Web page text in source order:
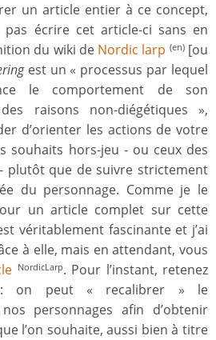
un article entier à ce concept,
écrire cet article-ci sans en
du wiki de Nordic larp (en)[ou
est un « processus par lequel
le comportement de son
raisons non-diégétiques »,
d’orienter les actions de votre
souhaits hors-jeu - ou ceux des
plutôt que de suivre strictement
du personnage. Comme je le
un article complet sur cette
véritablement fascinante et j’ai
à elle, mais en attendant, vous
NordicLarp. Pour l’instant, retenez
: on peut « recalibrer » le
personnages afin d’obtenir
l’on souhaite, aussi bien à titre